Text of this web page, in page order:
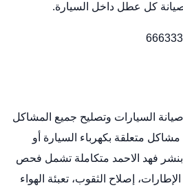
كل عطل داخل السيارة.
السيارات وتصليح جميع المشاكل
متعلقة بكهرباء السيارة أو
بنشر فهد الاحمد متكاملة تشمل فحص
إصلاح الثقوب، تعبئة الهواء